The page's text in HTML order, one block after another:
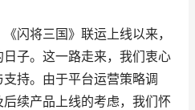
闪将三国》联运上线以来，
子。这一路走来，我们衷心
持。由于平台运营策略调
续产品上线的考虑，我们怀